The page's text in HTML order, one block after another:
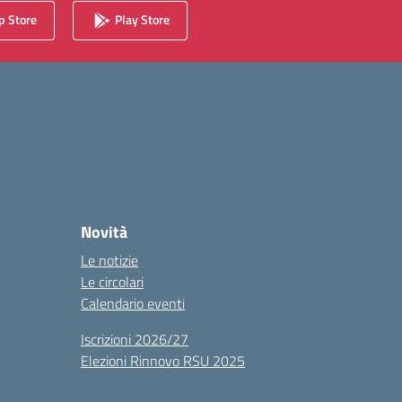
Store Play Store
Novità
Le notizie
Le circolari
Calendario eventi
Iscrizioni 2026/27
Elezioni Rinnovo RSU 2025